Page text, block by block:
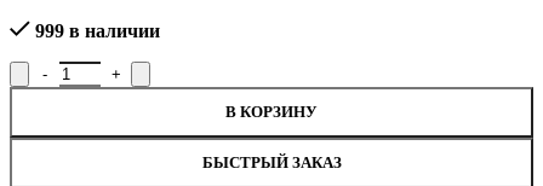
999 в наличии
Количество товара Лента галун Р.9717, ширина 1 см
В КОРЗИНУ
БЫСТРЫЙ ЗАКАЗ